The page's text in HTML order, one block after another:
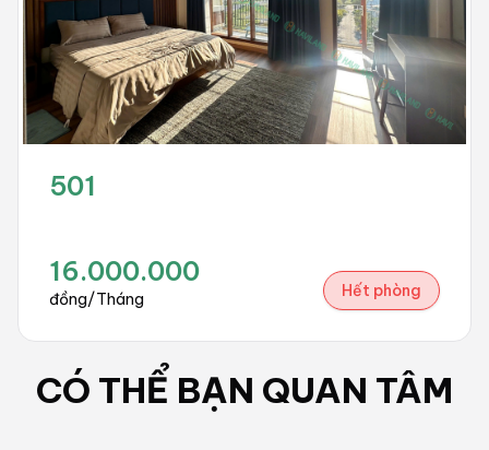
501
16.000.000
đồng/Tháng Hết phòng
CÓ THỂ BẠN QUAN TÂM